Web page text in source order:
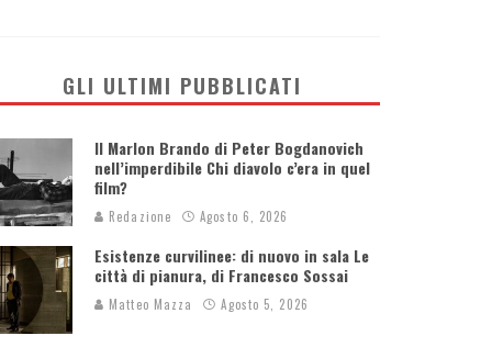
GLI ULTIMI PUBBLICATI
Il Marlon Brando di Peter Bogdanovich
nell’imperdibile Chi diavolo c’era in quel
film?
Redazione Agosto 6, 2026
Esistenze curvilinee: di nuovo in sala Le
città di pianura, di Francesco Sossai
Matteo Mazza Agosto 5, 2026